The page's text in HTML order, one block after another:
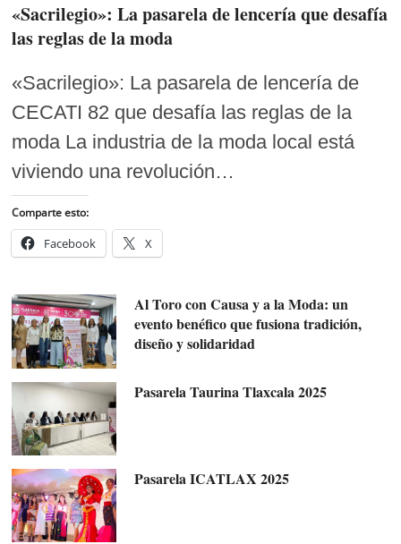
«Sacrilegio»: La pasarela de lencería que desafía
las reglas de la moda
«Sacrilegio»: La pasarela de lencería de
CECATI 82 que desafía las reglas de la
moda La industria de la moda local está
viviendo una revolución…
Comparte esto:
Facebook X
Al Toro con Causa y a la Moda: un
evento benéfico que fusiona tradición,
diseño y solidaridad
Pasarela Taurina Tlaxcala 2025
Pasarela ICATLAX 2025